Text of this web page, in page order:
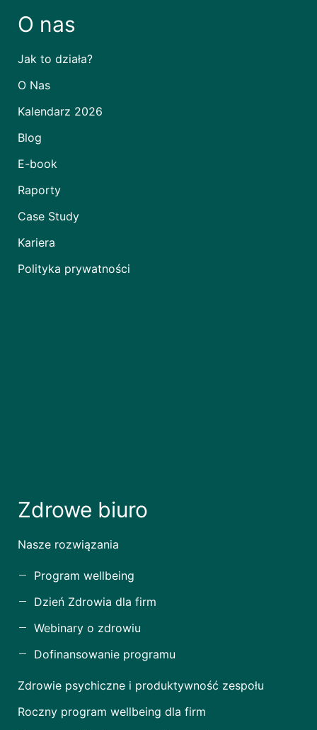
O nas
Jak to działa?
O Nas
Kalendarz 2026
Blog
E-book
Raporty
Case Study
Kariera
Polityka prywatności
Zdrowe biuro
Nasze rozwiązania
Program wellbeing
Dzień Zdrowia dla firm
Webinary o zdrowiu
Dofinansowanie programu
Zdrowie psychiczne i produktywność zespołu
Roczny program wellbeing dla firm